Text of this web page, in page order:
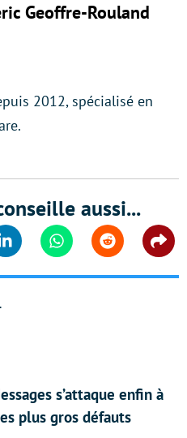
Geoffre-Rouland
2012, spécialisé en
aussi...
Linkedin WhatsappReddit
s’attaque enfin à
plus gros défauts